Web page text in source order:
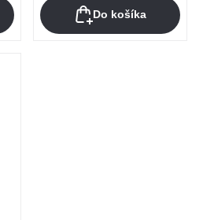
Do košíka